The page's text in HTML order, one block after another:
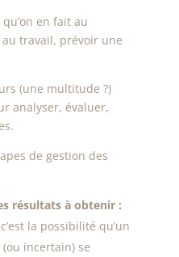
en fait au
travail, prévoir une
(une multitude ?)
analyser, évaluer,
de gestion des
résultats à obtenir :
la possibilité qu’un
incertain) se